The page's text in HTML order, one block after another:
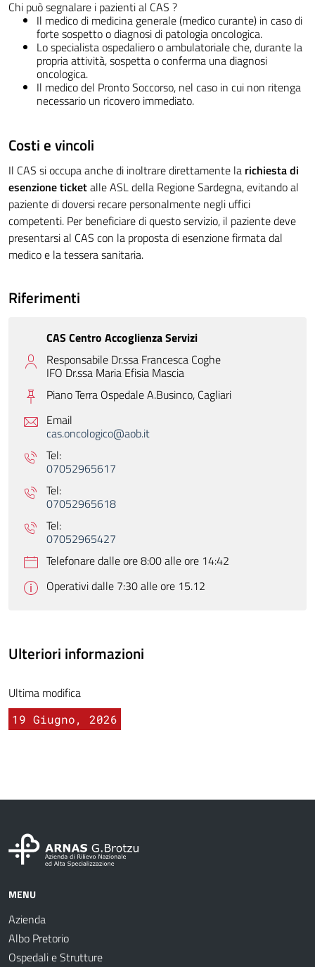
Chi può segnalare i pazienti al CAS ?
Il medico di medicina generale (medico curante) in caso di
forte sospetto o diagnosi di patologia oncologica.
Lo specialista ospedaliero o ambulatoriale che, durante la
propria attività, sospetta o conferma una diagnosi
oncologica.
Il medico del Pronto Soccorso, nel caso in cui non ritenga
necessario un ricovero immediato.
Costi e vincoli
Il CAS si occupa anche di inoltrare direttamente la richiesta di
esenzione ticketalle ASL della Regione Sardegna, evitando al
paziente di doversi recare personalmente negli uffici
competenti. Per beneficiare di questo servizio, il paziente deve
presentarsi al CAS con la proposta di esenzione firmata dal
medico e la tessera sanitaria.
Riferimenti
CAS Centro Accoglienza Servizi
Responsabile Dr.ssa Francesca Coghe
IFO Dr.ssa Maria Efisia Mascia
Piano Terra Ospedale A.Businco, Cagliari
Email
cas.oncologico@aob.it
Tel:
07052965617
Tel:
07052965618
Tel:
07052965427
Telefonare dalle ore 8:00 alle ore 14:42
Operativi dalle 7:30 alle ore 15.12
Ulteriori informazioni
Ultima modifica
19 Giugno, 2026
MENU
Azienda
Albo Pretorio
Ospedali e Strutture